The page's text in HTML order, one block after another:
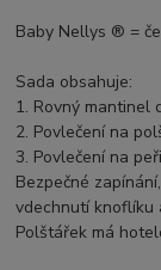
Baby Nellys ® =
Sada obsahuje:
1. Rovný mantinel
2. Povlečení na
3. Povlečení na
Bezpečné
vdechnutí knoflíku
Polštářek má